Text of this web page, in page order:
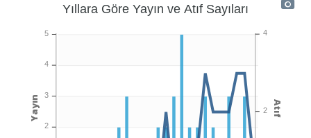
Yıllara Göre Yayın ve Atıf Sayıları
4
2 Atıf
5
4
3
2
Yayın